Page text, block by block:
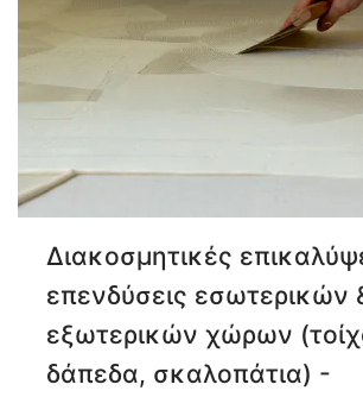
Διακοσμητικές
επενδύσεις εσωτερικών
εξωτερικών χώρων
δάπεδα, σκαλοπάτια) -